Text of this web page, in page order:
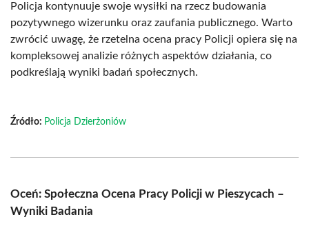
Policja kontynuuje swoje wysiłki na rzecz budowania
pozytywnego wizerunku oraz zaufania publicznego. Warto
zwrócić uwagę, że rzetelna ocena pracy Policji opiera się na
kompleksowej analizie różnych aspektów działania, co
podkreślają wyniki badań społecznych.
Źródło: Policja Dzierżoniów
Oceń: Społeczna Ocena Pracy Policji w Pieszycach –
Wyniki Badania